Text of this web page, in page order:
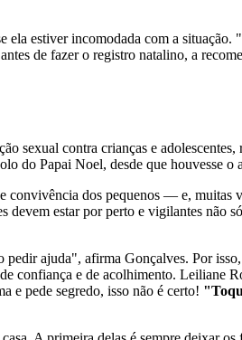
estiver incomodada com a situação.
de fazer o registro natalino, a
sexual contra crianças e adolescentes,
do Papai Noel, desde que houvesse o
convivência dos pequenos — e, muitas
estar por perto e vigilantes não
ajuda", afirma Gonçalves. Por
confiança e de acolhimento. Leiliane
e pede segredo, isso não é certo!